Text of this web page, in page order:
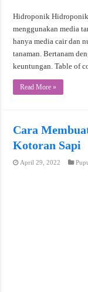
Hidroponik Hidroponik
menggunakan media
hanya media cair dan
tanaman. Bertanam
keuntungan. Table of
Read More »
Cara
Kotoran Sapi
April 29, 2022